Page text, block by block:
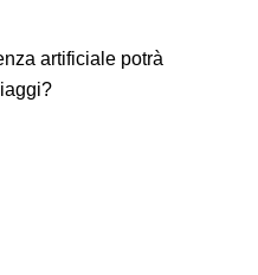
artificiale potrà